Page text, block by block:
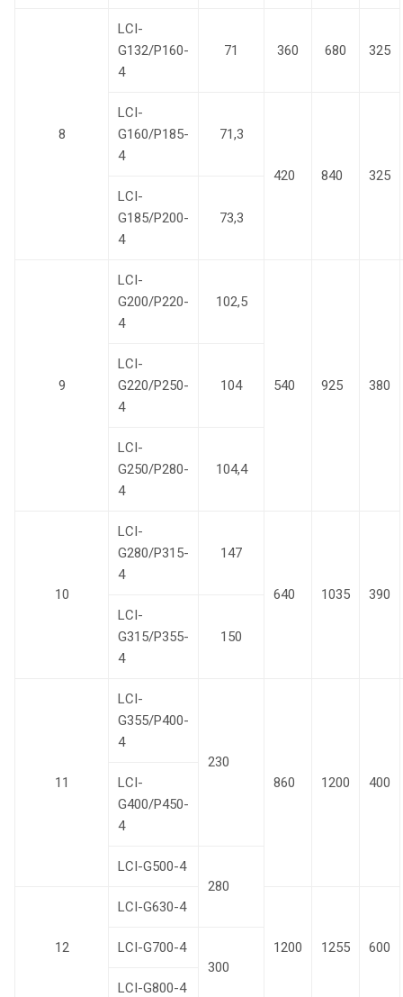
8
LCI-
G132/P160-
4
71 360 680 325
LCI-
G160/P185-
4
71,3
420 840
325
LCI-
G185/P200-
4
73,3
9
LCI-
G200/P220-
4
102,5
540 925 380
LCI-
G220/P250-
4
104
LCI-
G250/P280-
4
104,4
10
LCI-
G280/P315-
4
147
640 1035
390
LCI-
G315/P355-
4
150
11
LCI-
G355/P400-
4
230
860
1200 400
LCI-
G400/P450-
4
LCI-G500-4
280
12
LCI-G630-4
1200 1255 600
LCI-G700-4
300
LCI-G800-4